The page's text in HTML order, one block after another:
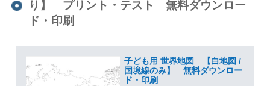
り】 プリント・テスト 無料ダウンロー
ド・印刷
子ども用 世界地図 【白地図 /
国境線のみ】 無料ダウンロー
ド・印刷